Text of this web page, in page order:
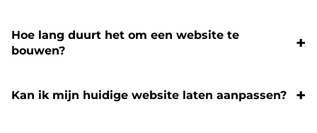
Hoe lang duurt het om een website te
bouwen?
Kan ik mijn huidige website laten aanpassen?